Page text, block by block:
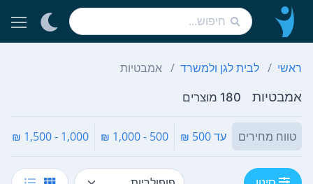
ראשי לבית לגן ולמשרד אמבטיות
אמבטיות 180 מוצרים
טווח מחירים עד 500 ₪ 500 - 1,000 ₪
1,000 - 1,500 ₪